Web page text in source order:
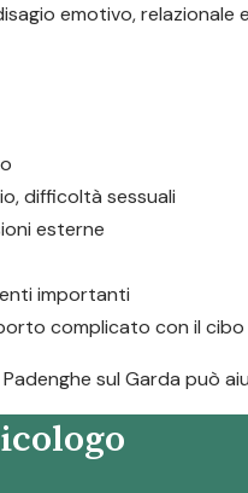
emotivo, relazionale
difficoltà sessuali
esterne
importanti
complicato con il cibo
sul Garda può